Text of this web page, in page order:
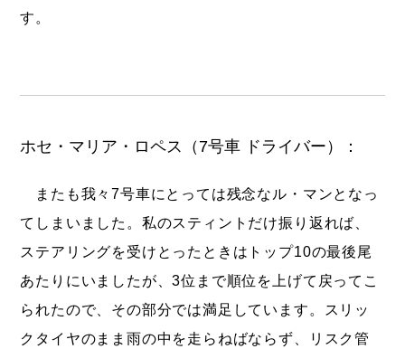
す。
ホセ・マリア・ロペス（7号車 ドライバー）：
またも我々7号車にとっては残念なル・マンとなっ
てしまいました。私のスティントだけ振り返れば、
ステアリングを受けとったときはトップ10の最後尾
あたりにいましたが、3位まで順位を上げて戻ってこ
られたので、その部分では満足しています。スリッ
クタイヤのまま雨の中を走らねばならず、リスク管